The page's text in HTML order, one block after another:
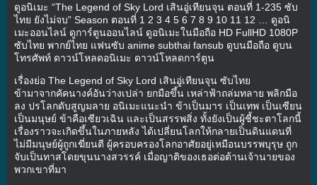
ดูอนิเมะ “The Legend of Sky Lord เสินอู่เทียนจุน ตอนที่ 1-235 ซับ
ไทย ยังไม่จบ” Season ตอนที่ 1 2 3 4 5 6 7 8 9 10 11 12 … ดูอนิ
เมะออนไลน์ ดูการ์ตูนออนไลน์ ดูอนิเมะในมือถือ HD FullHD 1080P
ซับไทย พากย์ไทย แฟนซับ anime subthai fansub ดูบนมือถือ ดูบน
โทรศัพท์ ดาวน์โหลดอนิเมะ ดาวน์โหลดการ์ตูน
เรื่องย่อ The Legend of Sky Lord เสินอู่เทียนจุน ซับไทย
ข้ามาจากคัคนางค์อันว่างเปล่า ยกมือขึ้น เหล่าฟ้าถล่มทลาย พลิกมือ
ลง ปรโลกดับสูญมลาย อนิเมะแนะนำ ข้าเป็นมาร เป็นเทพ เป็นเซียน
เป็นมนุษย์ ข้าคือเซียวเฉิน และเป็นสรรพสิ่ง ทั้งยังเป็นผู้ชี้ชะตาโลกนี้
เรื่องราวจะเกิดขึ้นในภายหลัง ได้เปลี่ยนโลกให้กลายเป็นดินแดนที่
ไม่มีมนุษย์ผู้ถูกเฆี่ยนตี ผู้ครอบครองโลกอาศัยอยู่เหมือนบรรพบุรุษ ถูก
จับเป็นทาสโดยขุนนางสวรรค์ เมื่อญาติของเธอต่อต้านเจ้านายของ
พวกเขาที่มา